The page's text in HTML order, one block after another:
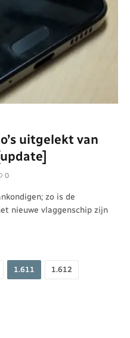
uitgelekt van
0
zo is de
nieuwe vlaggenschip zijn
1.611 1.612